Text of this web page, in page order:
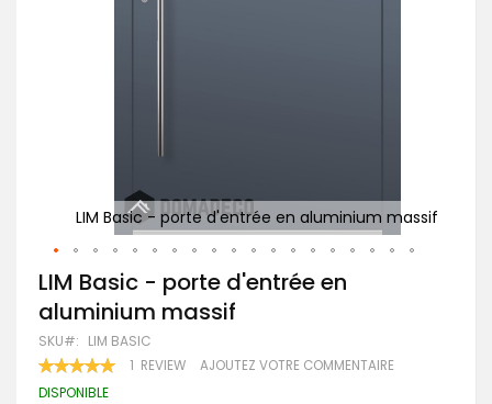
LIM Basic - porte d'entrée en aluminium massif
Passer
au
début
de
la
Galerie
d’images
LIM Basic - porte d'entrée en
aluminium massif
SKU LIM BASIC
RATING: 1 REVIEW AJOUTEZ VOTRE COMMENTAIRE
DISPONIBLE